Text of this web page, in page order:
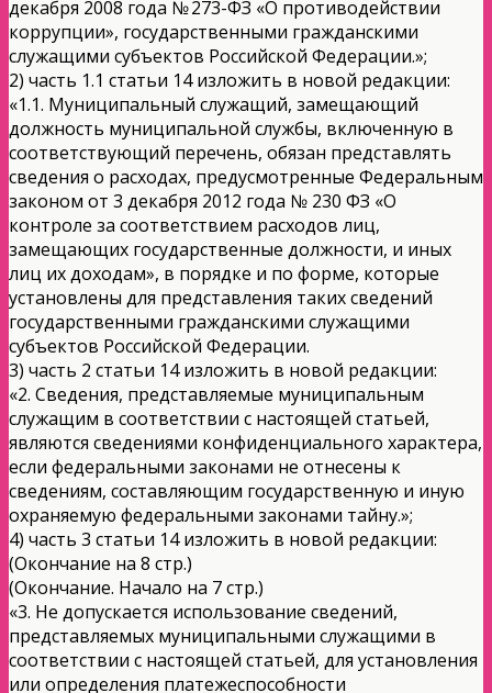
декабря 2008 года № 273-ФЗ «О противодействии
коррупции», государственными гражданскими
служащими субъектов Российской Федерации.»;
2) часть 1.1 статьи 14 изложить в новой редакции:
«1.1. Муниципальный служащий, замещающий
должность муниципальной службы, включенную в
соответствующий перечень, обязан представлять
сведения о расходах, предусмотренные Федеральным
законом от 3 декабря 2012 года № 230 ФЗ «О
контроле за соответствием расходов лиц,
замещающих государственные должности, и иных
лиц их доходам», в порядке и по форме, которые
установлены для представления таких сведений
государственными гражданскими служащими
субъектов Российской Федерации.
3) часть 2 статьи 14 изложить в новой редакции:
«2. Сведения, представляемые муниципальным
служащим в соответствии с настоящей статьей,
являются сведениями конфиденциального характера,
если федеральными законами не отнесены к
сведениям, составляющим государственную и иную
охраняемую федеральными законами тайну.»;
4) часть 3 статьи 14 изложить в новой редакции:
(Окончание на 8 стр.)
(Окончание. Начало на 7 стр.)
«3. Не допускается использование сведений,
представляемых муниципальными служащими в
соответствии с настоящей статьей, для установления
или определения платежеспособности